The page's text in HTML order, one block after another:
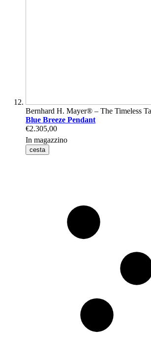
Bernhard H. Mayer® – The Timeless
Blue Breeze Pendant
€2.305,00
In magazzino
cesta